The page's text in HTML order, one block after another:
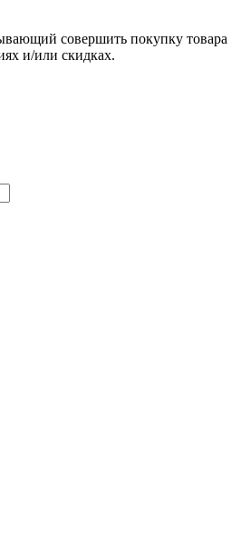
совершить покупку товара
и/или скидках.